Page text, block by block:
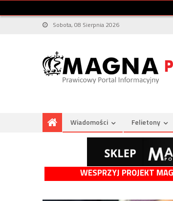
Sobota, 08 Sierpnia 2026
Wiadomości Felietony
WESPRZYJ PROJEKT